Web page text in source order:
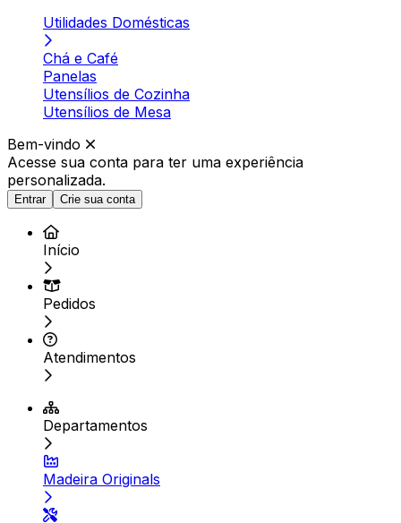
Utilidades Domésticas
Chá e Café
Panelas
Utensílios de Cozinha
Utensílios de Mesa
Bem-vindo
Acesse sua conta para ter uma experiência
personalizada.
Entrar Crie sua conta
Início
Pedidos
Atendimentos
Departamentos
Madeira Originals